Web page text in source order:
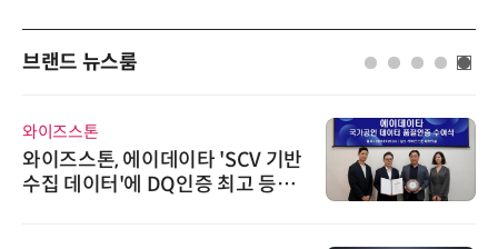
브랜드 뉴스룸
와이즈스톤
와이즈스톤, 에이데이타 'SCV 기반
수집 데이터'에 DQ인증 최고 등급